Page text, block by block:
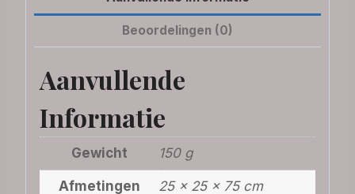
Beoordelingen (0)
Aanvullende
Informatie
Gewicht 150 g
Afmetingen 25 × 25 × 75 cm